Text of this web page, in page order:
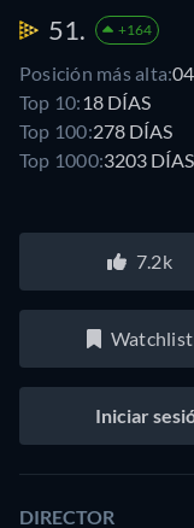
51. +164
Posición más alta:
Top 10: 18 DÍAS
Top 100:278 DÍAS
Top 1000:3203 DÍAS
7.2k
Watchlist
Iniciar
DIRECTOR